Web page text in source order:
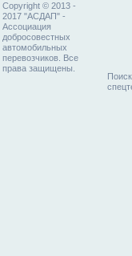
Copyright © 2013 -
2017 "АСДАП" -
Ассоциация
добросовестных
автомобильных
перевозчиков. Все
права защищены.